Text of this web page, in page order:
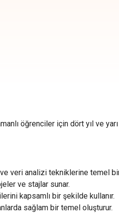
öğrenciler için dört yıl ve
veri analizi tekniklerine temel
ve stajlar sunar.
kapsamlı bir şekilde kullanır.
sağlam bir temel oluşturur.